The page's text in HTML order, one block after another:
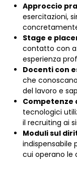
Approccio
esercitazioni,
Stage e
contatto con
esperienza
Docenti con
che
del lavoro e
Competenze
tecnologici
il recruiting ai
Moduli sul
indispensabile
cui operano le